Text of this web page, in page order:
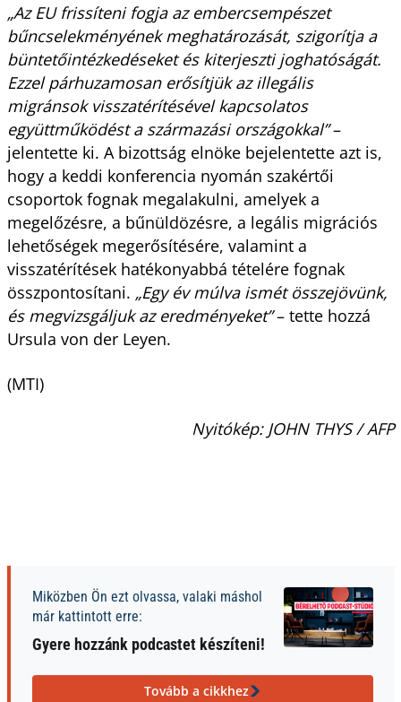
„Az EU frissíteni fogja az embercsempészet
bűncselekményének meghatározását, szigorítja a
büntetőintézkedéseket és kiterjeszti joghatóságát.
Ezzel párhuzamosan erősítjük az illegális
migránsok visszatérítésével kapcsolatos
együttműködést a származási országokkal”–
jelentette ki. A bizottság elnöke bejelentette azt is,
hogy a keddi konferencia nyomán szakértői
csoportok fognak megalakulni, amelyek a
megelőzésre, a bűnüldözésre, a legális migrációs
lehetőségek megerősítésére, valamint a
visszatérítések hatékonyabbá tételére fognak
összpontosítani. „Egy év múlva ismét összejövünk,
és megvizsgáljuk az eredményeket”– tette hozzá
Ursula von der Leyen.
(MTI)
Nyitókép: JOHN THYS / AFP
Miközben Ön ezt olvassa, valaki máshol
már kattintott erre:
Gyere hozzánk podcastet készíteni!
Tovább a cikkhez